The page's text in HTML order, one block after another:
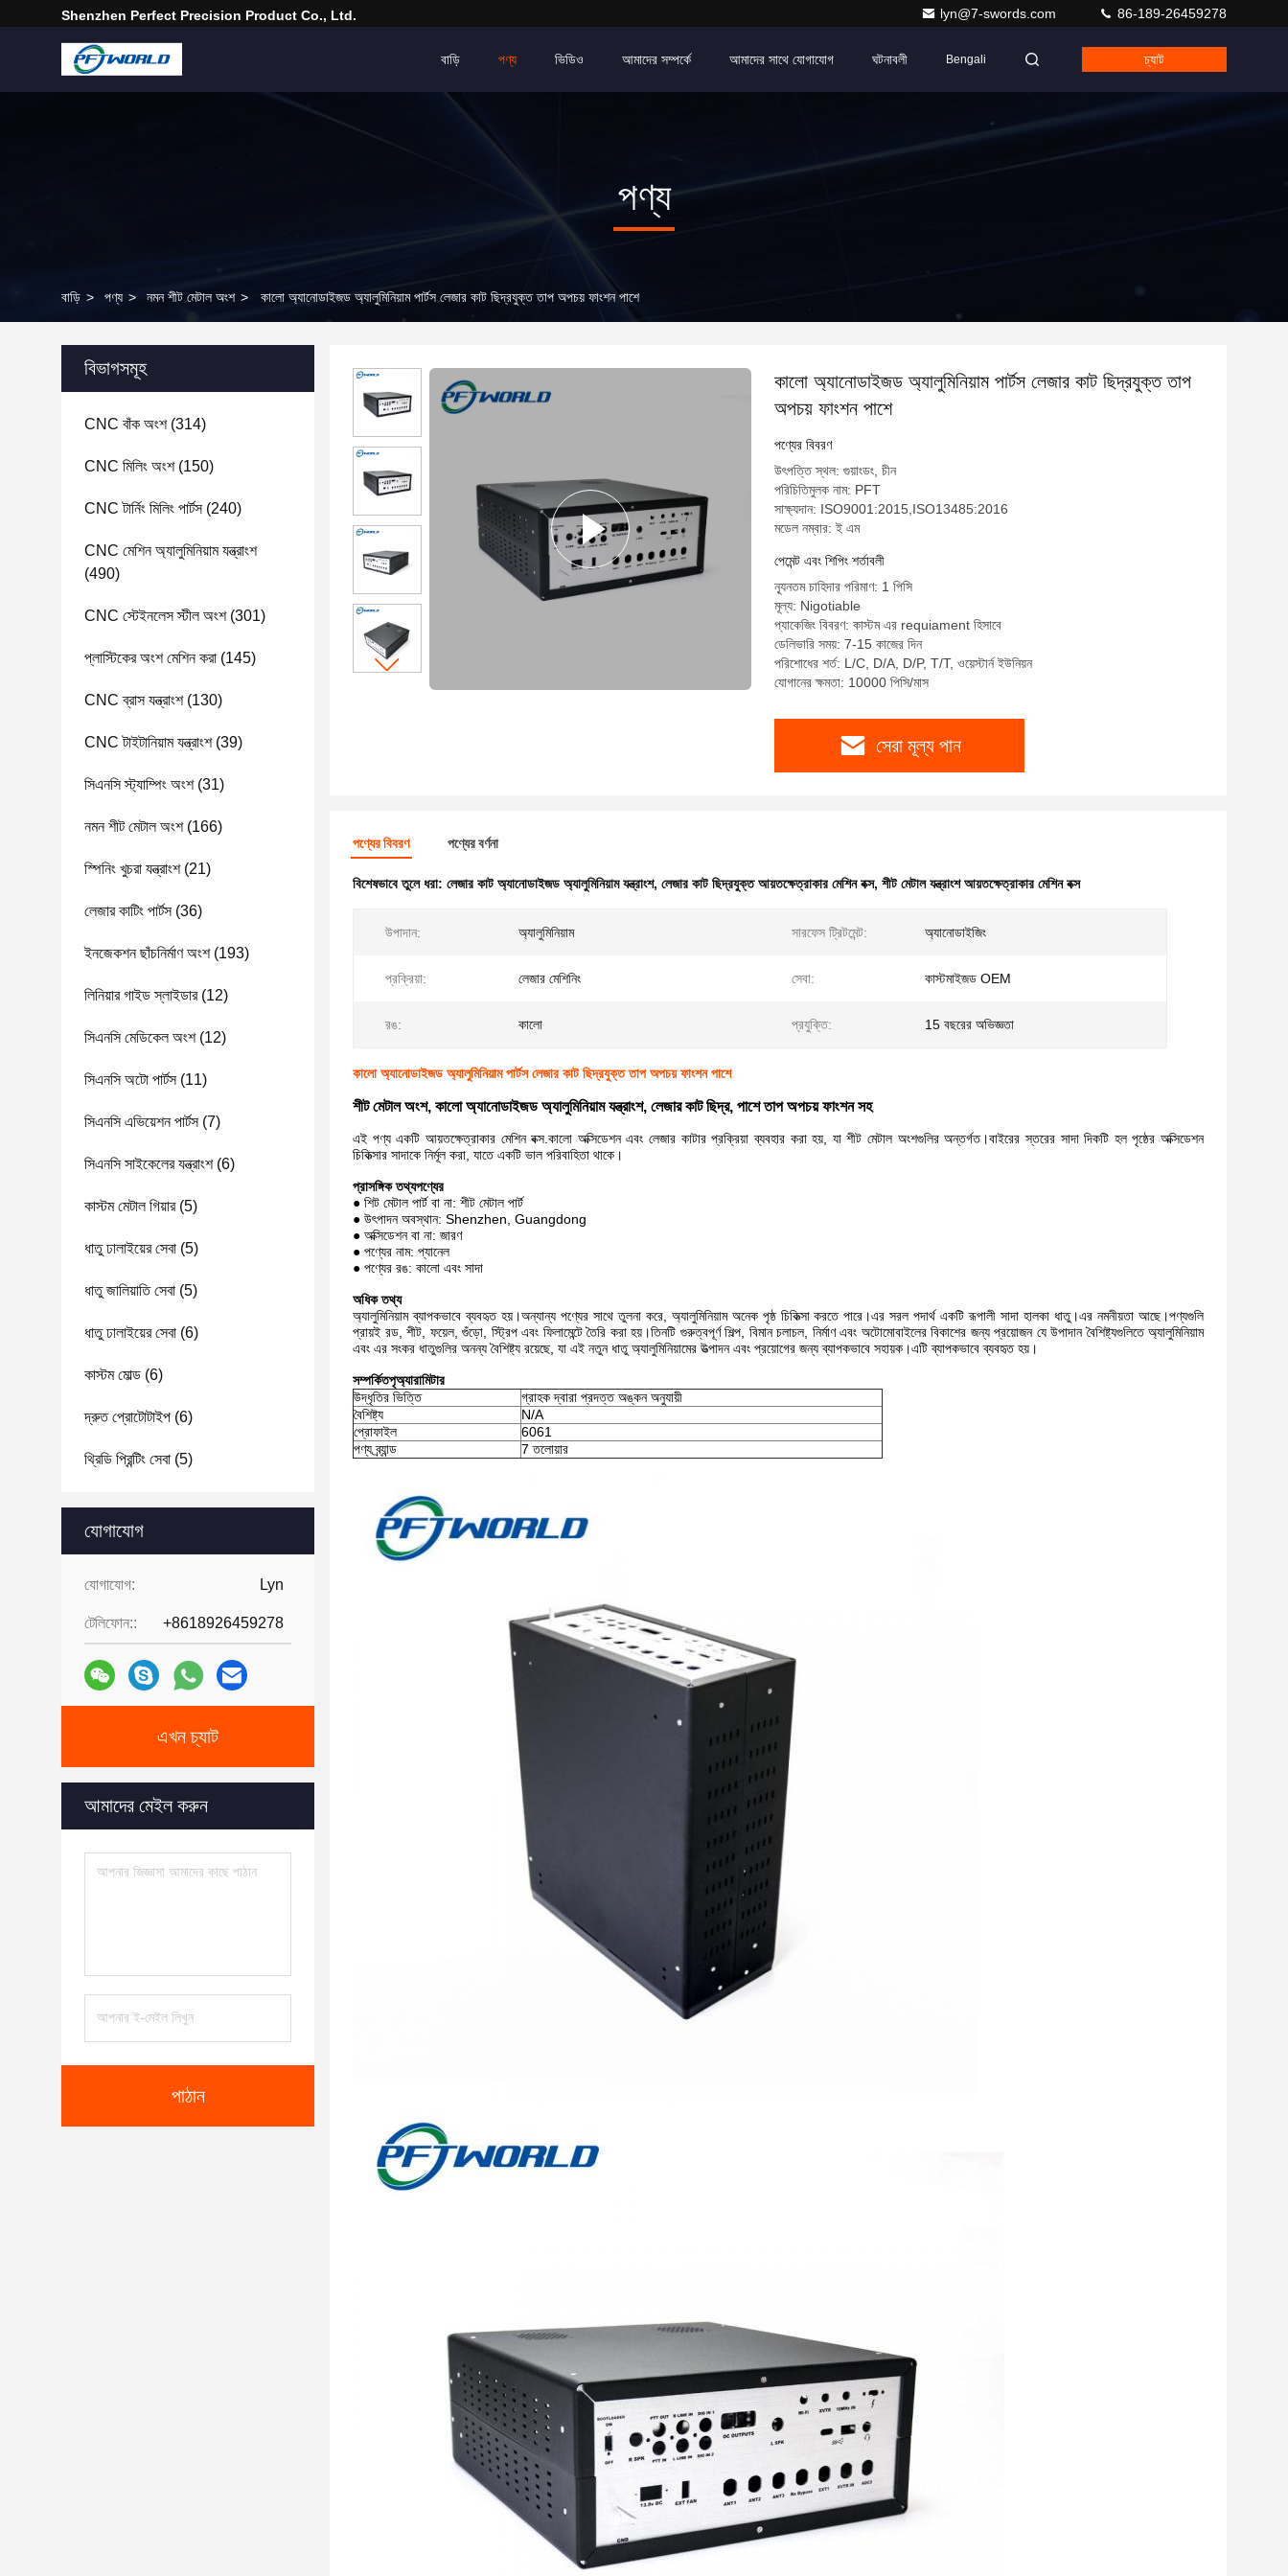
Shenzhen Perfect Precision Product Co., Ltd. lyn@7-swords.com 86-189-26459278
বাড়ি পণ্য ভিডিও আমাদের সম্পর্কে আমাদের সাথে যোগাযোগ ঘটনাবলী Bengali চ্যাট
পণ্য
বাড়ি > পণ্য > নমন শীট মেটাল অংশ > কালো অ্যানোডাইজড অ্যালুমিনিয়াম পার্টস লেজার কাট ছিদ্রযুক্ত তাপ অপচয় ফাংশন পাশে
বিভাগসমূহ
CNC বাঁক অংশ(314)
CNC মিলিং অংশ(150)
CNC টার্নিং মিলিং পার্টস(240)
CNC মেশিন অ্যালুমিনিয়াম যন্ত্রাংশ
(490)
CNC স্টেইনলেস স্টীল অংশ(301)
প্লাস্টিকের অংশ মেশিন করা (145)
CNC ব্রাস যন্ত্রাংশ(130)
CNC টাইটানিয়াম যন্ত্রাংশ(39)
সিএনসি স্ট্যাম্পিং অংশ(31)
নমন শীট মেটাল অংশ(166)
স্পিনিং খুচরা যন্ত্রাংশ(21)
লেজার কাটিং পার্টস(36)
ইনজেকশন ছাঁচনির্মাণ অংশ(193)
লিনিয়ার গাইড স্লাইডার(12)
সিএনসি মেডিকেল অংশ(12)
সিএনসি অটো পার্টস(11)
সিএনসি এভিয়েশন পার্টস(7)
সিএনসি সাইকেলের যন্ত্রাংশ(6)
কাস্টম মেটাল গিয়ার(5)
ধাতু ঢালাইয়ের সেবা (5)
ধাতু জালিয়াতি সেবা (5)
ধাতু ঢালাইয়ের সেবা (6)
কাস্টম মোল্ড (6)
দ্রুত প্রোটোটাইপ (6)
থ্রিডি প্রিন্টিং সেবা (5)
যোগাযোগ
যোগাযোগ: Lyn
টেলিফোন:: +8618926459278
এখন চ্যাট
আমাদের মেইল করুন
পাঠান
কালো অ্যানোডাইজড অ্যালুমিনিয়াম পার্টস লেজার কাট ছিদ্রযুক্ত তাপ
অপচয় ফাংশন পাশে
পণ্যের বিবরণ
উৎপত্তি স্থল: গুয়াংডং, চীন
পরিচিতিমুলক নাম: PFT
সাক্ষ্যদান: ISO9001:2015,ISO13485:2016
মডেল নম্বার: ই এম
পেমেন্ট এবং শিপিং শর্তাবলী
ন্যূনতম চাহিদার পরিমাণ: 1 পিসি
মূল্য: Nigotiable
প্যাকেজিং বিবরণ: কাস্টম এর requiament হিসাবে
ডেলিভারি সময়: 7-15 কাজের দিন
পরিশোধের শর্ত: L/C, D/A, D/P, T/T, ওয়েস্টার্ন ইউনিয়ন
যোগানের ক্ষমতা: 10000 পিসি/মাস
সেরা মূল্য পান
পণ্যের বিবরণ পণ্যের বর্ণনা
বিশেষভাবে তুলে ধরা: লেজার কাট অ্যানোডাইজড অ্যালুমিনিয়াম যন্ত্রাংশ, লেজার কাট ছিদ্রযুক্ত আয়তক্ষেত্রাকার মেশিন বক্স, শীট মেটাল যন্ত্রাংশ আয়তক্ষেত্রাকার মেশিন বক্স
উপাদান: অ্যালুমিনিয়াম সারফেস ট্রিটমেন্ট: অ্যানোডাইজিং
প্রক্রিয়া: লেজার মেশিনিং সেবা: কাস্টমাইজড OEM
রঙ: কালো প্রযুক্তি: 15 বছরের অভিজ্ঞতা
কালো অ্যানোডাইজড অ্যালুমিনিয়াম পার্টস লেজার কাট ছিদ্রযুক্ত তাপ অপচয় ফাংশন পাশে
শীট মেটাল অংশ, কালো অ্যানোডাইজড অ্যালুমিনিয়াম যন্ত্রাংশ, লেজার কাট ছিদ্র, পাশে তাপ অপচয় ফাংশন সহ
এই পণ্য একটি আয়তক্ষেত্রাকার মেশিন বক্স.কালো অক্সিডেশন এবং লেজার কাটার প্রক্রিয়া ব্যবহার করা হয়, যা শীট মেটাল অংশগুলির অন্তর্গত।বাইরের স্তরের সাদা দিকটি হল পৃষ্ঠের অক্সিডেশন
চিকিত্সার সাদাকে নির্মূল করা, যাতে একটি ভাল পরিবাহিতা থাকে।
প্রাসঙ্গিক তথ্যপণ্যের
● শিট মেটাল পার্ট বা না: শীট মেটাল পার্ট
● উৎপাদন অবস্থান: Shenzhen, Guangdong
● অক্সিডেশন বা না: জারণ
● পণ্যের নাম: প্যানেল
● পণ্যের রঙ: কালো এবং সাদা
অধিক তথ্য
অ্যালুমিনিয়াম ব্যাপকভাবে ব্যবহৃত হয়।অন্যান্য পণ্যের সাথে তুলনা করে, অ্যালুমিনিয়াম অনেক পৃষ্ঠ চিকিত্সা করতে পারে।এর সরল পদার্থ একটি রূপালী সাদা হালকা ধাতু।এর নমনীয়তা আছে।পণ্যগুলি
প্রায়ই রড, শীট, ফয়েল, গুঁড়ো, স্ট্রিপ এবং ফিলামেন্টে তৈরি করা হয়।তিনটি গুরুত্বপূর্ণ শিল্প, বিমান চলাচল, নির্মাণ এবং অটোমোবাইলের বিকাশের জন্য প্রয়োজন যে উপাদান বৈশিষ্ট্যগুলিতে অ্যালুমিনিয়াম
এবং এর সংকর ধাতুগুলির অনন্য বৈশিষ্ট্য রয়েছে, যা এই নতুন ধাতু অ্যালুমিনিয়ামের উত্পাদন এবং প্রয়োগের জন্য ব্যাপকভাবে সহায়ক।এটি ব্যাপকভাবে ব্যবহৃত হয়।
সম্পর্কিতপৃঅ্যারামিটার
উদ্ধৃতির ভিত্তি
গ্রাহক দ্বারা প্রদত্ত অঙ্কন অনুযায়ী
বৈশিষ্ট্য
N/A
প্রোফাইল
6061
পণ্য ব্র্যান্ড
7 তলোয়ার